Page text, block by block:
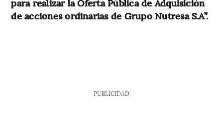
para realizar la Oferta Pública de Adquisición
de acciones ordinarias de Grupo Nutresa S.A”.
PUBLICIDAD